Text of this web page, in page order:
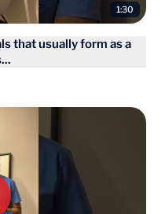
1:30
that usually form as a